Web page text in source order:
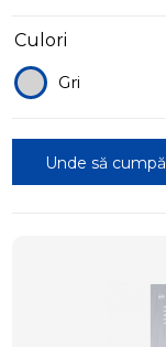
Culori
Gri
Unde să